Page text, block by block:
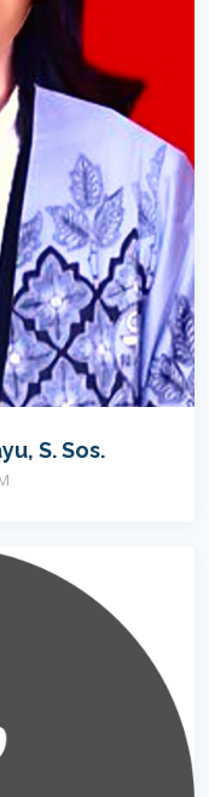
S. Sos.